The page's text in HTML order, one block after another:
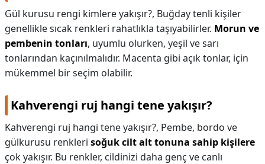
Gül kurusu rengi kimlere yakışır?, Buğday tenli kişiler
genellikle sıcak renkleri rahatlıkla taşıyabilirler. Morun ve
pembenin tonları, uyumlu olurken, yeşil ve sarı
tonlarından kaçınılmalıdır. Macenta gibi açık tonlar, için
mükemmel bir seçim olabilir.
Kahverengi ruj hangi tene yakışır?
Kahverengi ruj hangi tene yakışır?, Pembe, bordo ve
gülkurusu renkleri soğuk cilt alt tonuna sahip kişilere
çok yakışır. Bu renkler, cildinizi daha genç ve canlı